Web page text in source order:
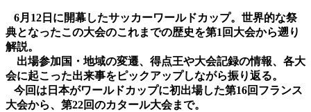
6月12日に開幕したサッカーワールドカップ。世界的な祭
典となったこの大会のこれまでの歴史を第1回大会から遡り
解説。
出場参加国・地域の変遷、得点王や大会記録の情報、各大
会に起こった出来事をピックアップしながら振り返る。
今回は日本がワールドカップに初出場した第16回フランス
大会から、第22回のカタール大会まで。